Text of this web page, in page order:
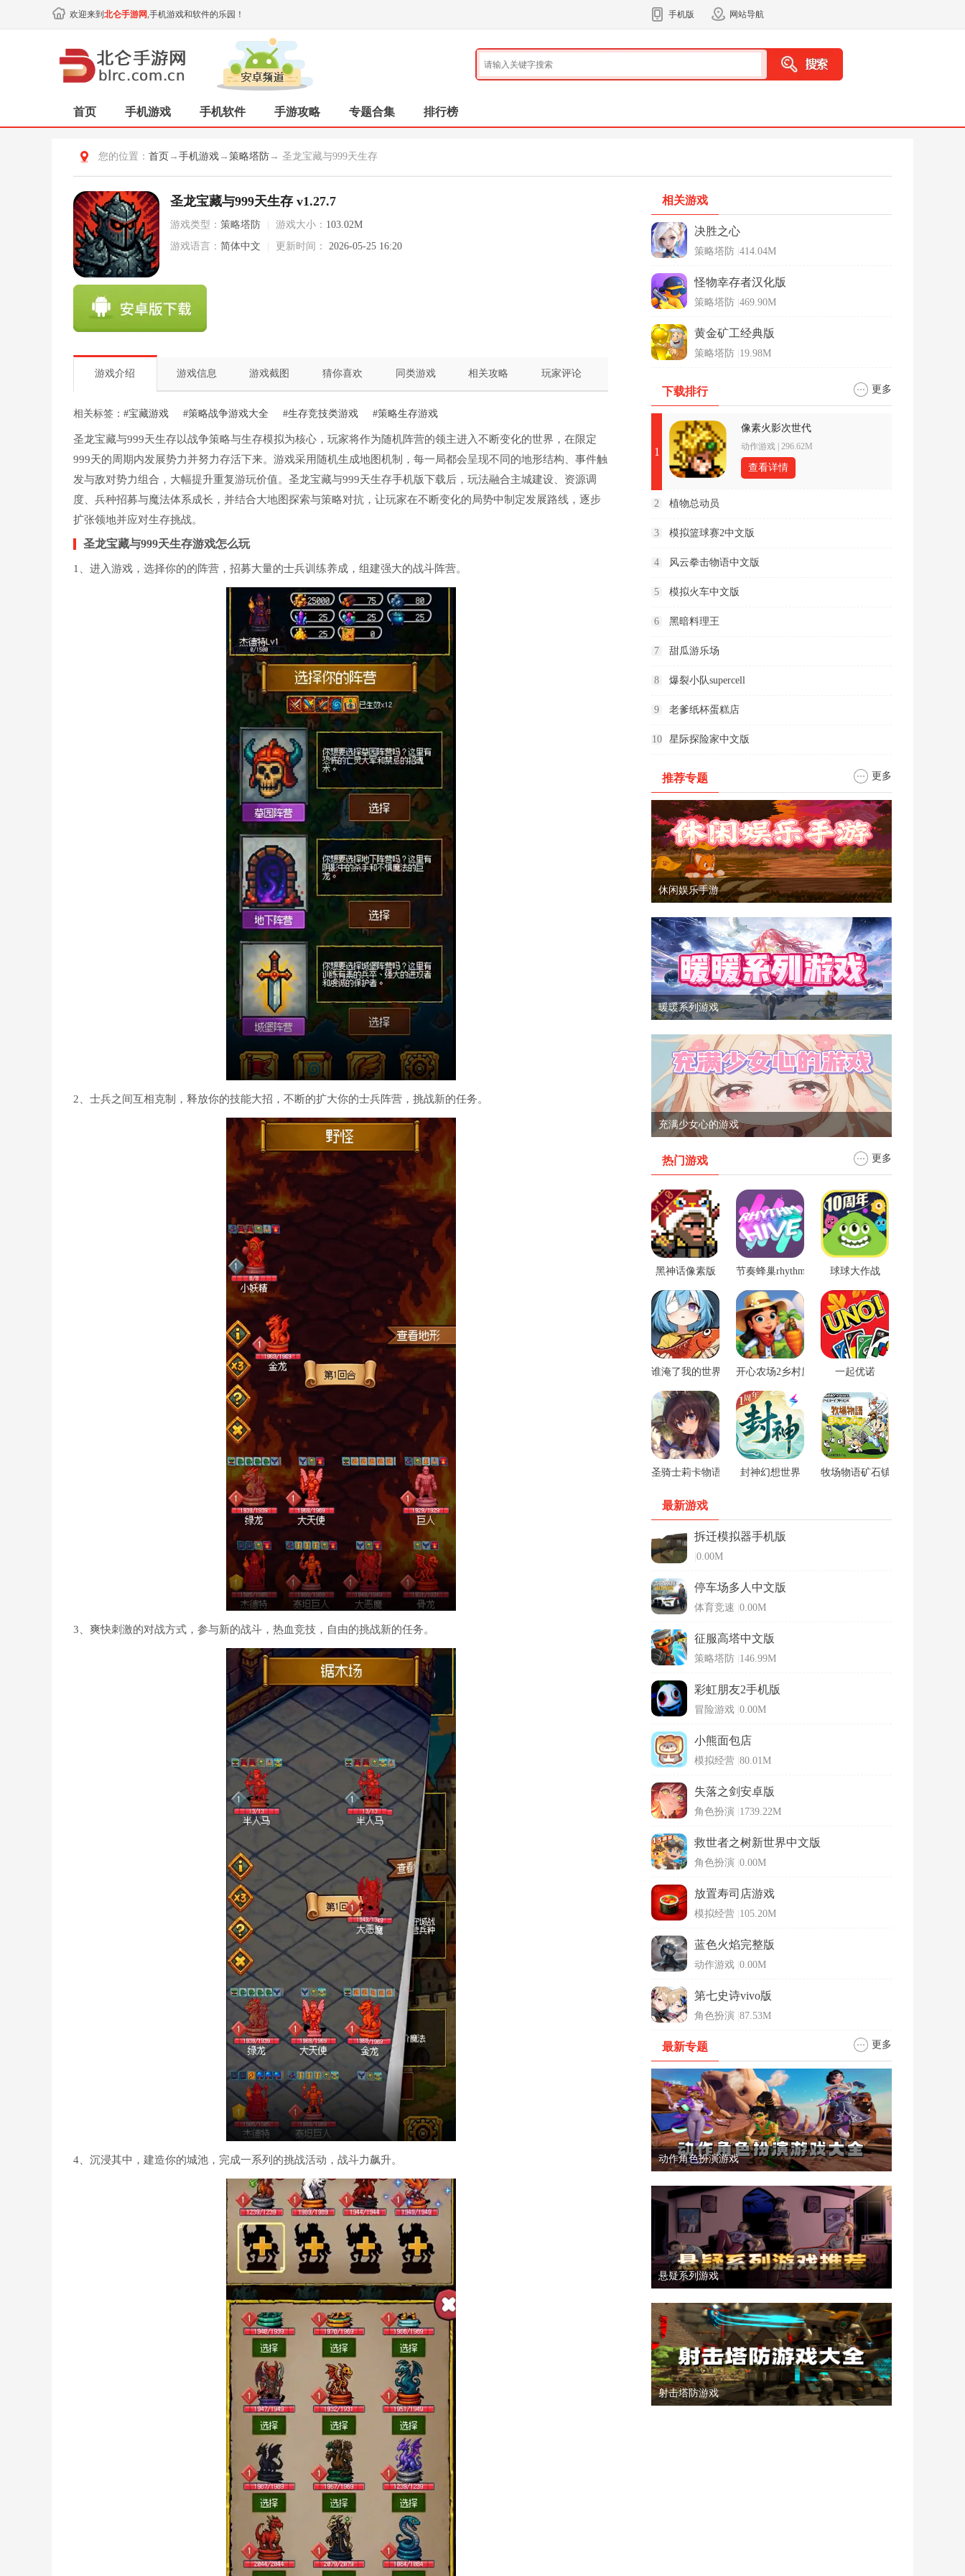
欢迎来到 北仑手游网,手机游戏和软件的乐园！ 手机版 网站导航
首页 手机游戏 手机软件 手游攻略 专题合集 排行榜
您的位置： 首页 → 手机游戏 → 策略塔防 → 圣龙宝藏与999天生存
圣龙宝藏与999天生存 v1.27.7
游戏类型： 策略塔防 游戏大小： 103.02M
游戏语言： 简体中文 更新时间： 2026-05-25 16:20
游戏介绍 游戏信息 游戏截图 猜你喜欢 同类游戏 相关攻略 玩家评论
相关标签： #宝藏游戏 #策略战争游戏大全 #生存竞技类游戏 #策略生存游戏
圣龙宝藏与999天生存以战争策略与生存模拟为核心，玩家将作为随机阵营的领主进入不断变化的世界，在限定
999天的周期内发展势力并努力存活下来。游戏采用随机生成地图机制，每一局都会呈现不同的地形结构、事件触
发与敌对势力组合，大幅提升重复游玩价值。圣龙宝藏与999天生存手机版下载后，玩法融合主城建设、资源调
度、兵种招募与魔法体系成长，并结合大地图探索与策略对抗，让玩家在不断变化的局势中制定发展路线，逐步
扩张领地并应对生存挑战。
圣龙宝藏与999天生存游戏怎么玩
1、进入游戏，选择你的的阵营，招募大量的士兵训练养成，组建强大的战斗阵营。
2、士兵之间互相克制，释放你的技能大招，不断的扩大你的士兵阵营，挑战新的任务。
3、爽快刺激的对战方式，参与新的战斗，热血竞技，自由的挑战新的任务。
4、沉浸其中，建造你的城池，完成一系列的挑战活动，战斗力飙升。
相关游戏
决胜之心
策略塔防 414.04M
怪物幸存者汉化版
策略塔防 469.90M
黄金矿工经典版
策略塔防 19.98M
下载排行 更多
1
像素火影次世代
动作游戏 296.62M
查看详情
2 植物总动员
3 模拟篮球赛2中文版
4 风云拳击物语中文版
5 模拟火车中文版
6 黑暗料理王
7 甜瓜游乐场
8 爆裂小队supercell
9 老爹纸杯蛋糕店
10 星际探险家中文版
推荐专题 更多
休闲娱乐手游
暖暖系列游戏
充满少女心的游戏
热门游戏 更多
黑神话像素版 节奏蜂巢rhythm hive 球球大作战
谁淹了我的世界游戏开心农场2乡村度假中文版一起优诺
圣骑士莉卡物语安卓手游封神幻想世界 牧场物语矿石镇的伙伴们男孩版
最新游戏
拆迁模拟器手机版
0.00M
停车场多人中文版
体育竞速 0.00M
征服高塔中文版
策略塔防 146.99M
彩虹朋友2手机版
冒险游戏 0.00M
小熊面包店
模拟经营 80.01M
失落之剑安卓版
角色扮演 1739.22M
救世者之树新世界中文版
角色扮演 0.00M
放置寿司店游戏
模拟经营 105.20M
蓝色火焰完整版
动作游戏 0.00M
第七史诗vivo版
角色扮演 87.53M
最新专题 更多
动作角色扮演游戏
悬疑系列游戏
射击塔防游戏